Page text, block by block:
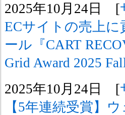
2025年10月24日 [
ECサイトの売上
ール『CART
Grid Award 2025
2025年10月24日 [
【5年連続受賞】